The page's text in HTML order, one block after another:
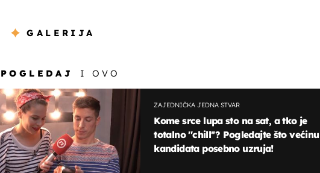
GALERIJA
POGLEDAJ I OVO
ZAJEDNIČKA JEDNA STVAR
Kome srce lupa sto na sat, a tko je
totalno ''chill''? Pogledajte što većinu
kandidata posebno uzruja!